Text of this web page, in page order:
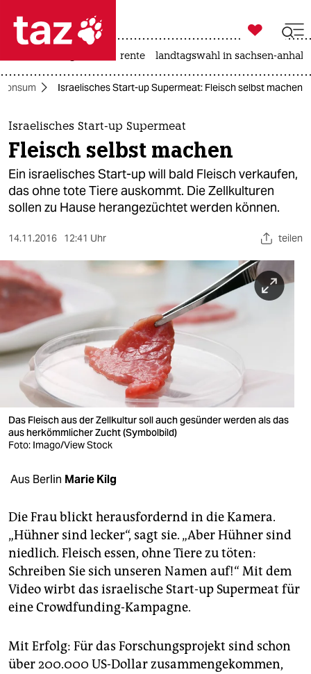
 taz zahl ich
taz zahl ich
themen
politik
öko
sport
berlin
nord
wahrheit
verlag
verlag
shop
fragen & hilfe
unterstützen
abo
genossenschaft

taz zahl ich
rente landtagswahl in sachsen-anhalt
Konsum Israelisches Start-up Supermeat: Fleisch selbst machen
Israelisches Start-up Supermeat
Fleisch selbst machen
Ein israelisches Start-up will bald Fleisch verkaufen,
das ohne tote Tiere auskommt. Die Zellkulturen
sollen zu Hause herangezüchtet werden können.
14.11.2016 12:41 Uhr teilen
Das Fleisch aus der Zellkultur soll auch gesünder werden als das
aus herkömmlicher Zucht (Symbolbild)
Foto: Imago/View Stock
Aus Berlin Marie Kilg
Die Frau blickt herausfordernd in die Kamera.
„Hühner sind lecker“, sagt sie. „Aber Hühner sind
niedlich. Fleisch essen, ohne Tiere zu töten:
Schreiben Sie sich unseren Namen auf!“ Mit dem
Video wirbt das israelische Start-up Supermeat für
eine Crowdfunding-Kampagne.
Mit Erfolg: Für das Forschungsprojekt sind schon
über 200.000 US-Dollar zusammengekommen,